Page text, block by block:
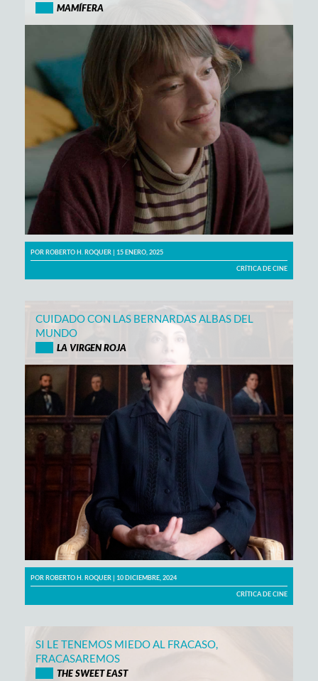
MAMÍFERA
PORROBERTO H. ROQUER | 15 ENERO, 2025
CRÍTICA DE CINE
CUIDADO CON LAS BERNARDAS ALBAS DEL
MUNDO
LA VIRGEN ROJA
PORROBERTO H. ROQUER | 10 DICIEMBRE, 2024
CRÍTICA DE CINE
SI LE TENEMOS MIEDO AL FRACASO,
FRACASAREMOS
THE SWEET EAST